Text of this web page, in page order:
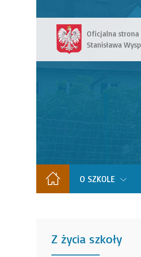
Oficjalna strona
Stanisława
O SZKOLE
Z życia szkoły
______